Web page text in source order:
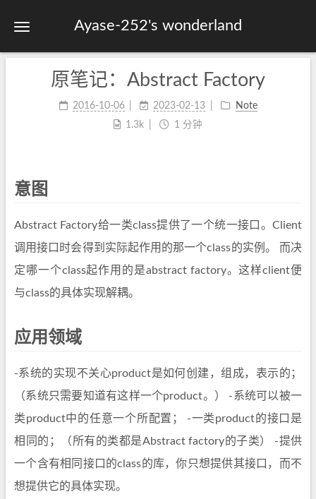
Ayase-252's wonderland
原笔记：Abstract Factory
2016-10-06 2023-02-13
Note
1.3k
1 分钟
意图
Abstract Factory给一类class提供了一个统一接口。Client
调用接口时会得到实际起作用的那一个class的实例。 而决
定哪一个class起作用的是abstract factory。这样client便
与class的具体实现解耦。
应用领域
-系统的实现不关心product是如何创建，组成，表示的；
（系统只需要知道有这样一个product。） -系统可以被一
类product中的任意一个所配置； -一类product的接口是
相同的；（所有的类都是Abstract factory的子类） -提供
一个含有相同接口的class的库，你只想提供其接口，而不
想提供它的具体实现。